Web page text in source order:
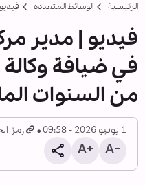
الرئيسية الوسائط المتعدده فیدیو
فيديو | مدير
في ضيافة وكالة
من السنوات
1 يونيو 2026 - 09:58 رمز